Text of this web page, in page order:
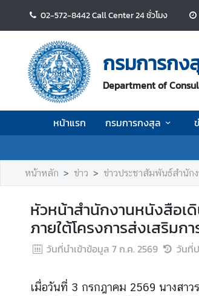
02-572-8442 Call Center 24 ชั่วโมง
กรมการกง
Department of
หน้าแรก กรมการกงสุล
น้
า
แ
ก
ก
ม
ก
ร
ก
สุ
หน้าหลัก ข่าว ข่าวประชาสัมพันธ์สำนัก
หัวหน้าสำนักงานหนังสือเ
ภายใต้โครงการส่งเสริม
วันที่นำเข้าข้อมูล 7 ก.ค. 2569 วันที่
เมื่อวันที่ 3 กรกฎาคม 2569 นางสา